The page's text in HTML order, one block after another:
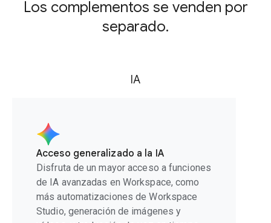
Los complementos se venden por
separado.
IA
Acceso generalizado a la IA
Disfruta de un mayor acceso a funciones
de IA avanzadas en Workspace, como
más automatizaciones de Workspace
Studio, generación de imágenes y